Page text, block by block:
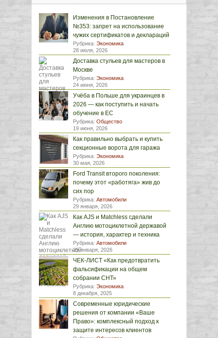
Изменения в Постановление
№353: запрет на использование
чужих сертификатов и деклараций
Рубрика: Экономика
28 июля, 2026
Доставка стульев для мастеров в
Москве
Рубрика: Экономика
24 июня, 2026
Учёба в Польше для украинцев в
2026 — как поступить и начать
обучение в ЕС
Рубрика: Общество
19 июня, 2026
Как правильно выбрать и купить
секционные ворота для гаража
Рубрика: Экономика
30 мая, 2026
Ford Transit второго поколения:
почему этот «работяга» жив до
сих пор
Рубрика: Автомобили
29 января, 2026
Как AJS и Matchless сделали
Англию мотоциклетной державой
— история, характер и техника
Рубрика: Автомобили
29 января, 2026
ЧЕК-ЛИСТ «Как предотвратить
фальсификации на общем
собрании СНТ»
Рубрика: Экономика
8 декабря, 2025
Современные юридические
решения от компании «Ваше
Право»: комплексный подход к
защите интересов клиентов